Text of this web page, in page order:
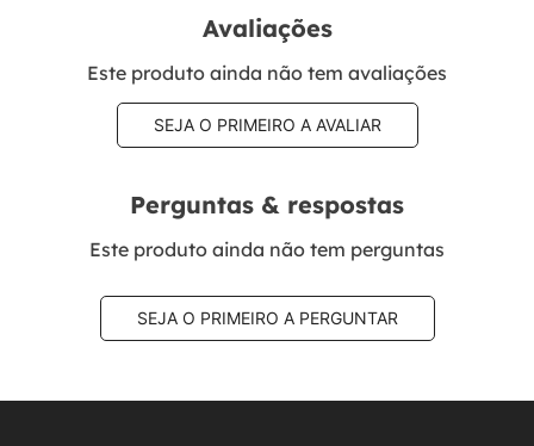
Avaliações
Este produto ainda não tem avaliações
SEJA O PRIMEIRO A AVALIAR
Perguntas & respostas
Este produto ainda não tem perguntas
SEJA O PRIMEIRO A PERGUNTAR